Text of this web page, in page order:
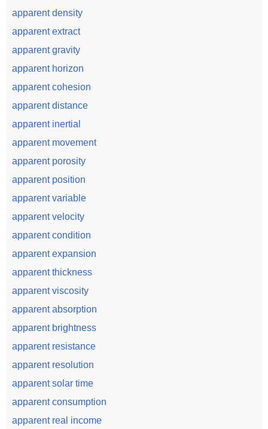
apparent density
apparent extract
apparent gravity
apparent horizon
apparent cohesion
apparent distance
apparent inertial
apparent movement
apparent porosity
apparent position
apparent variable
apparent velocity
apparent condition
apparent expansion
apparent thickness
apparent viscosity
apparent absorption
apparent brightness
apparent resistance
apparent resolution
apparent solar time
apparent consumption
apparent real income